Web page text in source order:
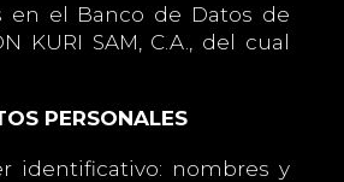
en el Banco de Datos de
KURI SAM, C.A., del cual
PERSONALES
identificativo: nombres y